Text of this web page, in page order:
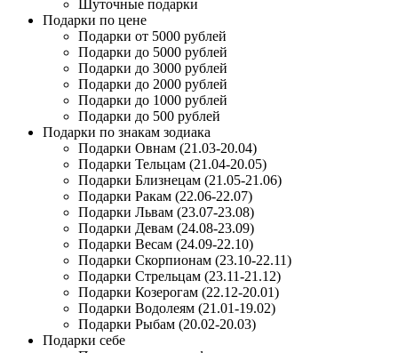
Шуточные подарки
Подарки по цене
Подарки от 5000 рублей
Подарки до 5000 рублей
Подарки до 3000 рублей
Подарки до 2000 рублей
Подарки до 1000 рублей
Подарки до 500 рублей
Подарки по знакам зодиака
Подарки Овнам (21.03-20.04)
Подарки Тельцам (21.04-20.05)
Подарки Близнецам (21.05-21.06)
Подарки Ракам (22.06-22.07)
Подарки Львам (23.07-23.08)
Подарки Девам (24.08-23.09)
Подарки Весам (24.09-22.10)
Подарки Скорпионам (23.10-22.11)
Подарки Стрельцам (23.11-21.12)
Подарки Козерогам (22.12-20.01)
Подарки Водолеям (21.01-19.02)
Подарки Рыбам (20.02-20.03)
Подарки себе